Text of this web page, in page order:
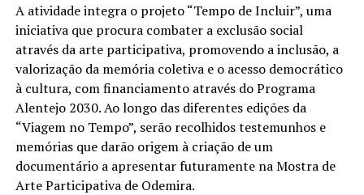
A atividade integra o projeto “Tempo de Incluir”, uma
iniciativa que procura combater a exclusão social
através da arte participativa, promovendo a inclusão, a
valorização da memória coletiva e o acesso democrático
à cultura, com financiamento através do Programa
Alentejo 2030. Ao longo das diferentes edições da
“Viagem no Tempo”, serão recolhidos testemunhos e
memórias que darão origem à criação de um
documentário a apresentar futuramente na Mostra de
Arte Participativa de Odemira.